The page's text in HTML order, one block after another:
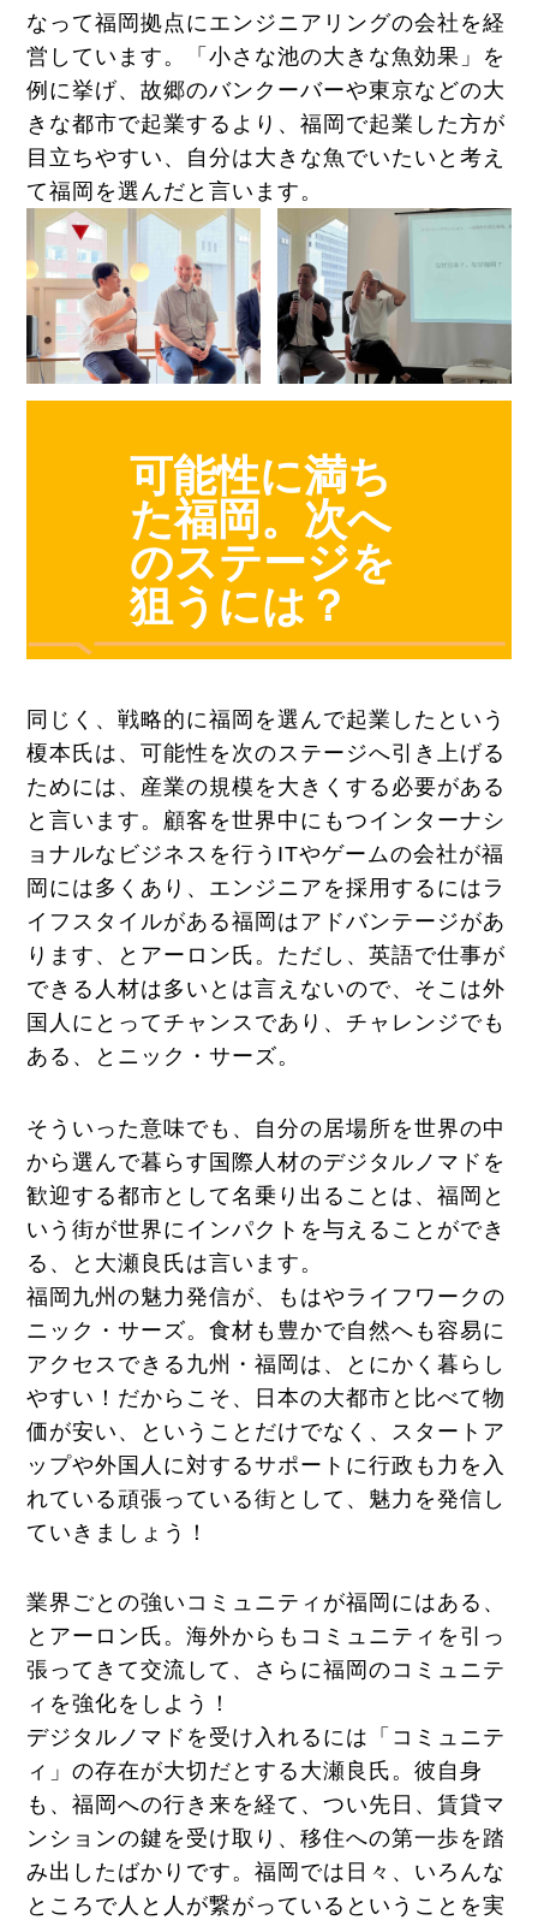
なって福岡拠点にエンジニアリングの会社を経
営しています。「小さな池の大きな魚効果」を
例に挙げ、故郷のバンクーバーや東京などの大
きな都市で起業するより、福岡で起業した方が
目立ちやすい、自分は大きな魚でいたいと考え
て福岡を選んだと言います。
可能性に満ち
た福岡。次へ
のステージを
狙うには？
同じく、戦略的に福岡を選んで起業したという
榎本氏は、可能性を次のステージへ引き上げる
ためには、産業の規模を大きくする必要がある
と言います。顧客を世界中にもつインターナシ
ョナルなビジネスを行うITやゲームの会社が福
岡には多くあり、エンジニアを採用するにはラ
イフスタイルがある福岡はアドバンテージがあ
ります、とアーロン氏。ただし、英語で仕事が
できる人材は多いとは言えないので、そこは外
国人にとってチャンスであり、チャレンジでも
ある、とニック・サーズ。
そういった意味でも、自分の居場所を世界の中
から選んで暮らす国際人材のデジタルノマドを
歓迎する都市として名乗り出ることは、福岡と
いう街が世界にインパクトを与えることができ
る、と大瀬良氏は言います。
福岡九州の魅力発信が、もはやライフワークの
ニック・サーズ。食材も豊かで自然へも容易に
アクセスできる九州・福岡は、とにかく暮らし
やすい！だからこそ、日本の大都市と比べて物
価が安い、ということだけでなく、スタートア
ップや外国人に対するサポートに行政も力を入
れている頑張っている街として、魅力を発信し
ていきましょう！
業界ごとの強いコミュニティが福岡にはある、
とアーロン氏。海外からもコミュニティを引っ
張ってきて交流して、さらに福岡のコミュニテ
ィを強化をしよう！
デジタルノマドを受け入れるには「コミュニテ
ィ」の存在が大切だとする大瀬良氏。彼自身
も、福岡への行き来を経て、つい先日、賃貸マ
ンションの鍵を受け取り、移住への第一歩を踏
み出したばかりです。福岡では日々、いろんな
ところで人と人が繋がっているということを実